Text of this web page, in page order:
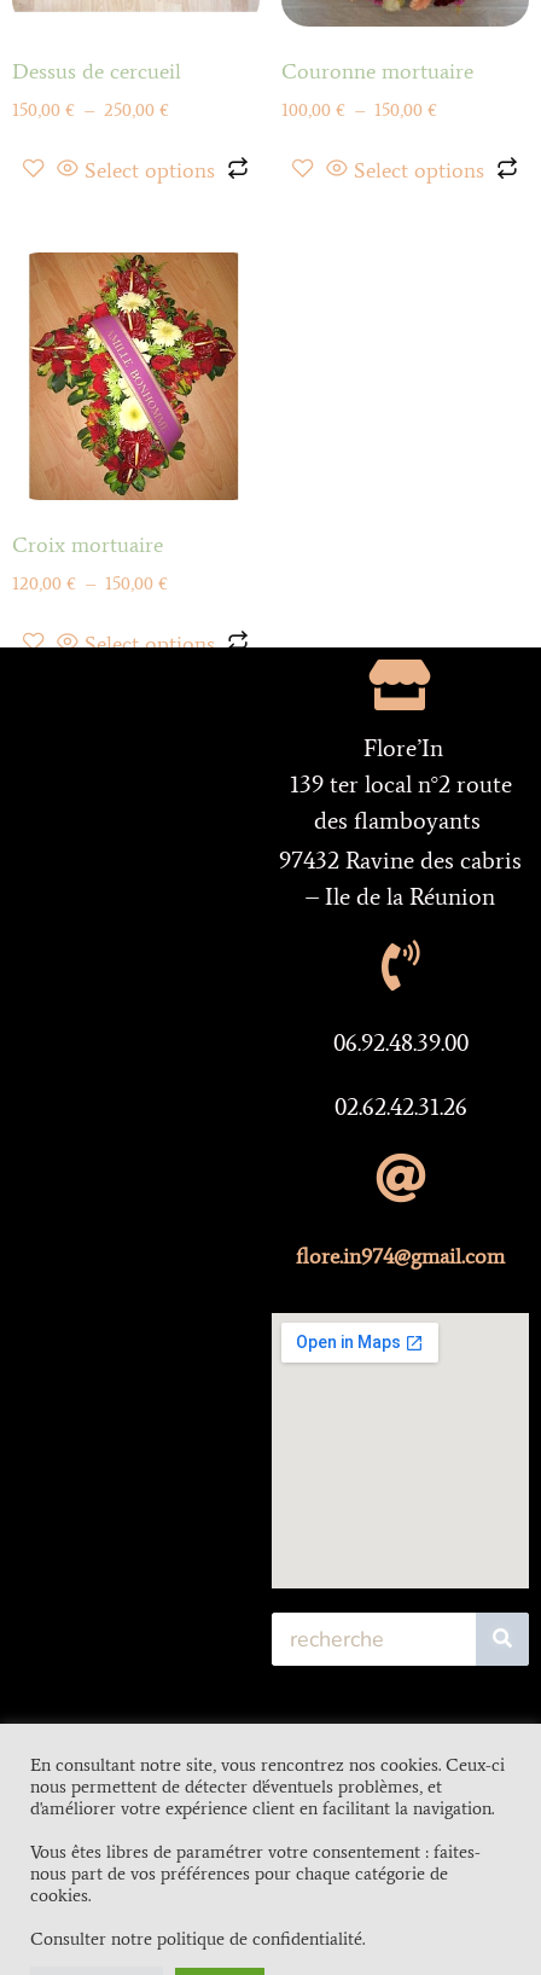
Dessus de cercueil
150,00 € – 250,00 €
Select options
Couronne mortuaire
100,00 € – 150,00 €
Select options
Croix mortuaire
120,00 € – 150,00 €
Select options
Flore’In
139 ter local n°2 route
des flamboyants
97432 Ravine des cabris
– Ile de la Réunion
06.92.48.39.00
02.62.42.31.26
flore.in974@gmail.com
Contact Mentions Légales RGPD
En consultant notre site, vous rencontrez nos cookies. Ceux-ci
nous permettent de détecter d'éventuels problèmes, et
d'améliorer votre expérience client en facilitant la navigation.
Vous êtes libres de paramétrer votre consentement : faites-
nous part de vos préférences pour chaque catégorie de
cookies.
Consulter notre politique de confidentialité.